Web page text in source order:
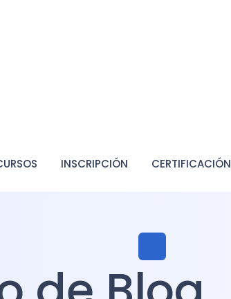
INSCRIPCIÓN CERTIFICACIÓN